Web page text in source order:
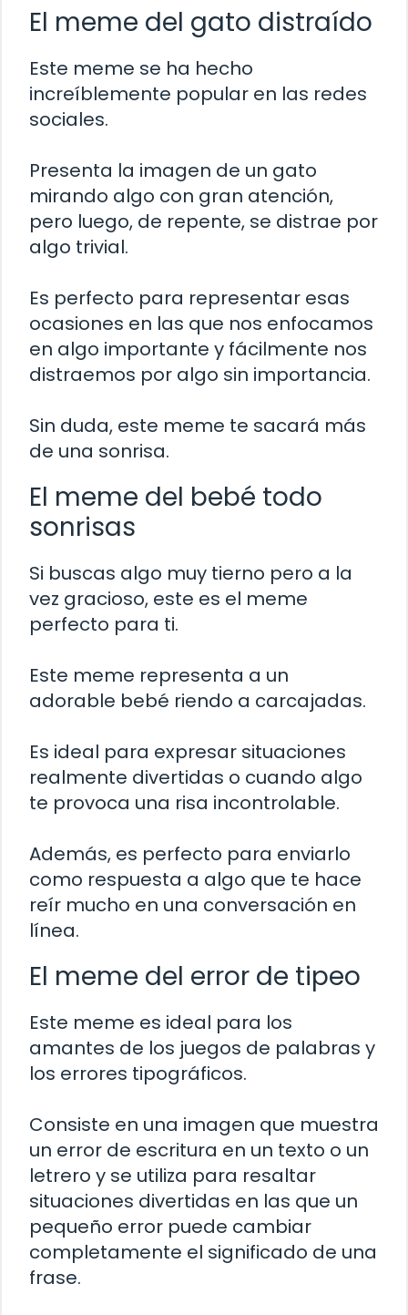
El meme del gato distraído
Este meme se ha hecho
increíblemente popular en las redes
sociales.
Presenta la imagen de un gato
mirando algo con gran atención,
pero luego, de repente, se distrae por
algo trivial.
Es perfecto para representar esas
ocasiones en las que nos enfocamos
en algo importante y fácilmente nos
distraemos por algo sin importancia.
Sin duda, este meme te sacará más
de una sonrisa.
El meme del bebé todo
sonrisas
Si buscas algo muy tierno pero a la
vez gracioso, este es el meme
perfecto para ti.
Este meme representa a un
adorable bebé riendo a carcajadas.
Es ideal para expresar situaciones
realmente divertidas o cuando algo
te provoca una risa incontrolable.
Además, es perfecto para enviarlo
como respuesta a algo que te hace
reír mucho en una conversación en
línea.
El meme del error de tipeo
Este meme es ideal para los
amantes de los juegos de palabras y
los errores tipográficos.
Consiste en una imagen que muestra
un error de escritura en un texto o un
letrero y se utiliza para resaltar
situaciones divertidas en las que un
pequeño error puede cambiar
completamente el significado de una
frase.